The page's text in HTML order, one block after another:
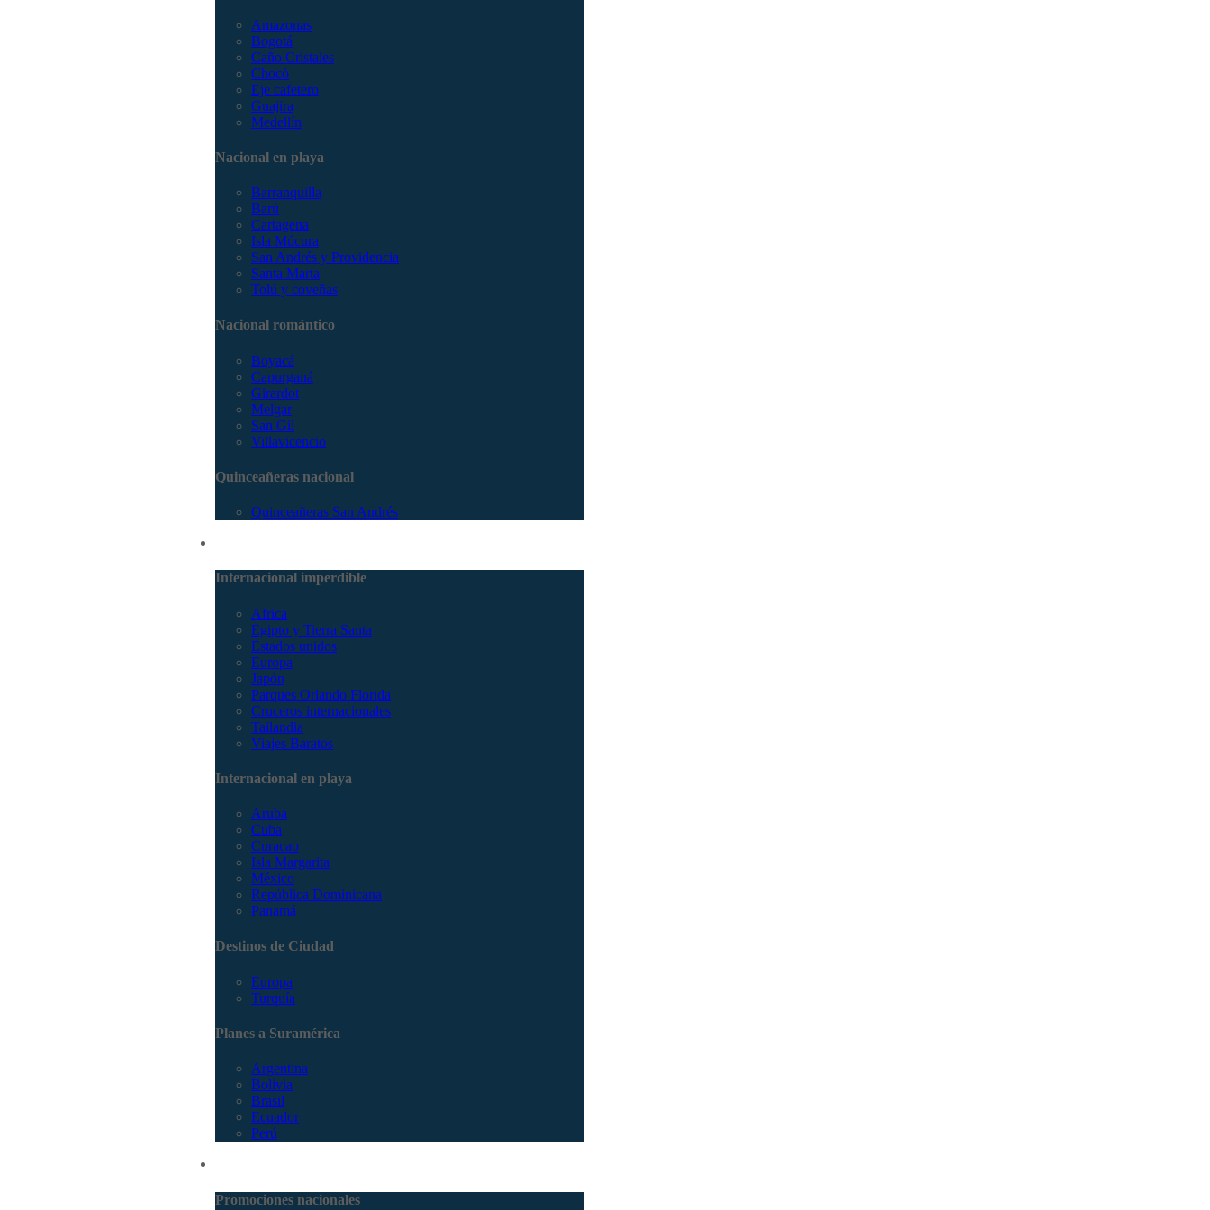
Amazonas
Bogotá
Caño Cristales
Chocó
Eje cafetero
Guajira
Medellín
Nacional en playa
Barranquilla
Barú
Cartagena
Isla Múcura
San Andrés y Providencia
Santa Marta
Tolú y coveñas
Nacional romántico
Boyacá
Capurganá
Girardot
Melgar
San Gil
Villavicencio
Quinceañeras nacional
Quinceañeras San Andrés
Internacional imperdible
Africa
Egipto y Tierra Santa
Estados unidos
Europa
Japón
Parques Orlando Florida
Cruceros internacionales
Tailandia
Viajes Baratos
Internacional en playa
Aruba
Cuba
Curacao
Isla Margarita
México
República Dominicana
Panamá
Destinos de Ciudad
Europa
Turquía
Planes a Suramérica
Argentina
Bolivia
Brasil
Ecuador
Perú
Promociones nacionales